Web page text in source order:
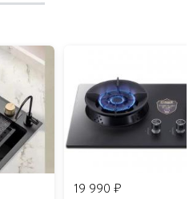
19 990 ₽